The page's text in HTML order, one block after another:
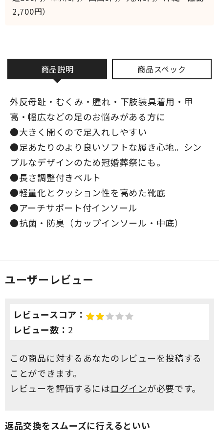
商品説明 商品スペック
外反母趾・むくみ・腫れ・下肢装具着用・甲
高・幅広などの足のお悩みがある方に
●大きく開くので足入れしやすい
●足あたりのより良いソフトな履き心地。シン
プルなデザインのため冠婚葬祭にも。
●長さ調整付きベルト
●軽量化とクッション性を高めた靴底
●アーチサポート付インソール
●抗菌・防臭（カップインソール・中底）
2,700円）
ユーザーレビュー
レビュースコア：
レビュー数： 2
この商品に対するあなたのレビューを投稿する
ことができます。
レビューを評価するにはログインが必要です。
返品交換をスムーズに行えるといい